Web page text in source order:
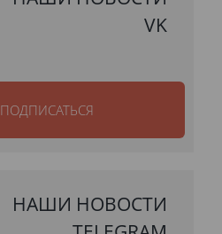
VK
ПОДПИСАТЬСЯ
НАШИ НОВОСТИ